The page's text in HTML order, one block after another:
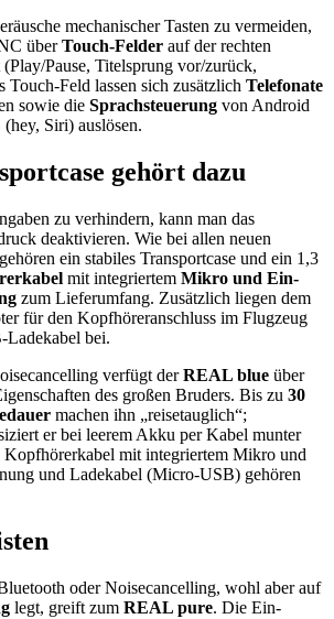
mechanischer Tasten zu vermeiden,
überTouch-Felder auf der rechten
Pause, Titelsprung vor/zurück,
Touch-Feld lassen sich zusätzlich Telefonate
sowie die Sprachsteuerung von Android
Siri) auslösen.
gehört dazu
zu verhindern, kann man das
deaktivieren. Wie bei allen neuen
gehören ein stabiles Transportcase und ein 1,3
mit integriertem Mikro und Ein-
zum Lieferumfang. Zusätzlich liegen dem
für den Kopfhöreranschluss im Flugzeug
bei.
verfügt derREAL blue über
des großen Bruders. Bis zu 30
machen ihn „reisetauglich“;
er bei leerem Akku per Kabel munter
Kopfhörerkabel mit integriertem Mikro und
und Ladekabel (Micro-USB) gehören
oder Noisecancelling, wohl aber auf
legt, greift zum REAL pure. Die Ein-